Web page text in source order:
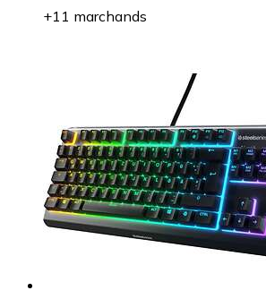
+11 marchands